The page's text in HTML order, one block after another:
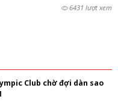
6431 lượt xem
Club chờ đợi dàn sao